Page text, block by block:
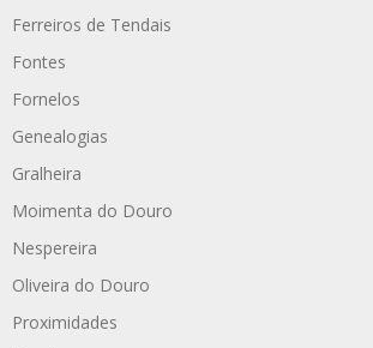
Ferreiros de Tendais
Fontes
Fornelos
Genealogias
Gralheira
Moimenta do Douro
Nespereira
Oliveira do Douro
Proximidades